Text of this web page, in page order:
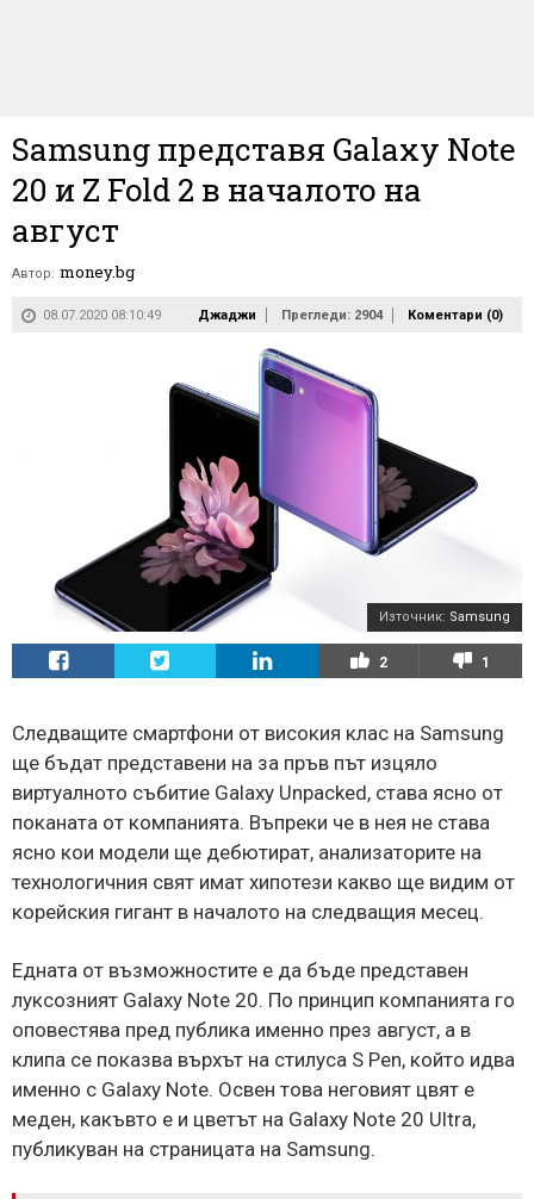
Samsung представя Galaxy Note
20 и Z Fold 2 в началото на
август
Автор: money.bg
08.07.2020 08:10:49 Джаджи Прегледи: 2904 Коментари (0)
Източник: Samsung
2 1
Следващите смартфони от високия клас на Samsung
ще бъдат представени на за пръв път изцяло
виртуалното събитие Galaxy Unpacked, става ясно от
поканата от компанията. Въпреки че в нея не става
ясно кои модели ще дебютират, анализаторите на
технологичния свят имат хипотези какво ще видим от
корейския гигант в началото на следващия месец.
Едната от възможностите е да бъде представен
луксозният Galaxy Note 20. По принцип компанията го
оповестява пред публика именно през август, а в
клипа се показва върхът на стилуса S Pen, който идва
именно с Galaxy Note. Освен това неговият цвят е
меден, какъвто е и цветът на Galaxy Note 20 Ultra,
публикуван на страницата на Samsung.